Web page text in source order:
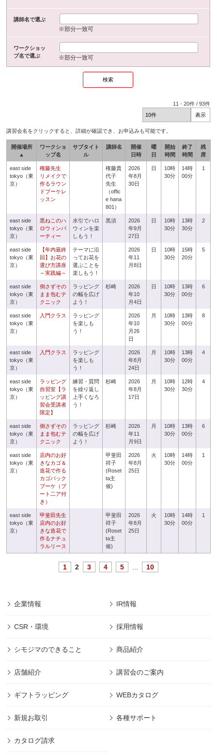
講師名で選ぶ
※部分一致可
ワークショッ
プ名で選ぶ
※部分一致可
11 -20件 /93件
講習会名をクリックすると、詳細が確認でき、お申込みも可能です。
開催場所
▲
ワークショ
ップ名
サブタイト
ル
講師名
開催
日時
曜
日
開始
時間
終了
時間
残
席
east side
tokyo（東
京）
権藤先生
リメイクで
作るラウン
ドブーケレ
ッスン
権藤貴
代子
先生
（offic
e hana
801）
2026
年8月
30日
日
10時
30分
14時
00分
1
east side
tokyo（東
京）
黒ねこのハ
ロウィンパ
ーティー
水引でハロ
ウィンを楽
しもう！
黒須
2026
年9月
27日
日
10時
30分
13時
30分
2
east side
tokyo（東
京）
【年内最終
回】お花の
選び方講座
～実践編～
テーマに沿
ってお花を
選ぶことを
楽しもう！
2026
年11
月8日
日
10時
30分
15時
20分
5
east side
tokyo（東
京）
倒さずその
まま包むテ
クニック
ラッピング
の幅を広げ
よう！
杉崎
2026
年10
月4日
日
10時
30分
13時
00分
6
east side
tokyo（東
京）
入門クラス
ラッピング
を楽しも
う！
2026
年10
月26
日
月
10時
30分
13時
00分
8
east side
tokyo（東
京）
入門クラス
ラッピング
を楽しも
う！
2026
年8月
24日
月
10時
30分
13時
00分
4
east side
tokyo（東
京）
ラッピング
自習室【ラ
ッピング講
習会受講者
限定】
練習・質問
を繰り返し
上手くなろ
う！
杉崎
2026
年8月
17日
月
10時
30分
12時
30分
4
east side
tokyo（東
京）
倒さずその
まま包むテ
クニック
ラッピング
の幅を広げ
よう！
杉崎
2026
年11
月9日
月
10時
30分
13時
00分
6
east side
tokyo（東
京）
店内のお好
きなカゴ＆
造花で作る
カゴバック
ブーケ（ブ
ート二ア付
き）
甲斐田
祥子
(Roset
ta主
催)
2026
年8月
25日
火
10時
30分
14時
00分
1
east side
tokyo（東
京）
甲斐田先生
店内のお好
きな造花で
作るナチュ
ラルリース
甲斐田
祥子
(Roset
ta主
催)
2026
年8月
25日
火
10時
30分
14時
00分
1
1 2 3 4 5 10
企業情報 IR情報
CSR・環境 採用情報
シモジマのできること 商品紹介
店舗紹介 講習会のご案内
ギフトラッピング WEBカタログ
新規お取引 各種サポート
カタログ請求